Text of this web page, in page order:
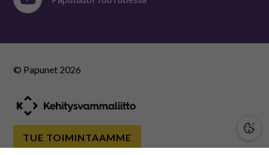
© Papunet 2026
TUE TOIMINTAAMME